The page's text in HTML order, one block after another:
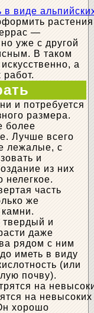
—
уже с другой
В таком
а
и потребуется
размера.
более
Лучше всего
лежалые, с
и
из них
нелегкое.
часть
же
твердый и
даже
рядом с ним
иметь в виду
(или
почву).
на невысоких
хорошо